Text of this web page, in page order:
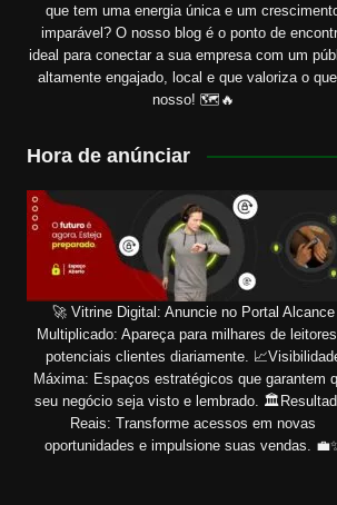
que tem uma energia única e um
imparável? O nosso blog é o ponto de
ideal para conectar a sua empresa com um
altamente engajado, local e que valoriza o
nosso! 🗺️🔥
Hora de anúnciar
🚀 Vitrine Digital: Anuncie no Portal Alcance
Multiplicado: Apareça para milhares de
potenciais clientes diariamente.
Máxima: Espaços estratégicos que garantem
seu negócio seja visto e lembrado.
Reais: Transforme acessos em novas
oportunidades e impulsione suas vendas.